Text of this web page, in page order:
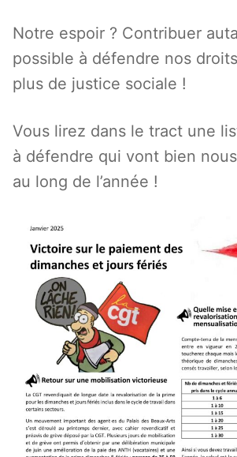
Notre espoir ? Contribuer
possible à défendre nos
plus de justice sociale !
Vous lirez dans le tract une
à défendre qui vont bien
au long de l’année !